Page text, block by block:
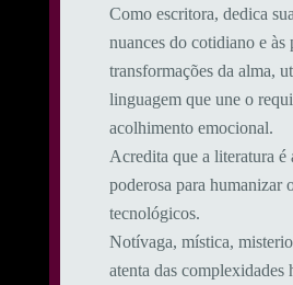
Como escritora, dedica
nuances do cotidiano e às
transformações da alma,
linguagem que une o
acolhimento emocional.
​Acredita que a literatura é
poderosa para humanizar
tecnológicos.
Notívaga, mística,
atenta das complexidades